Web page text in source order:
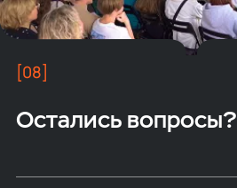
[08]
Остались вопросы?